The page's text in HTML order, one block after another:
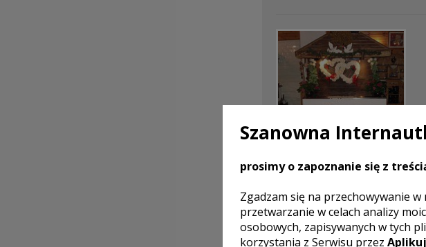
Szanowna
prosimy o zapoznanie się z
Zgadzam się na przechowywanie
przetwarzanie w celach analizy
osobowych, zapisywanych w tych
korzystania z Serwisu przez